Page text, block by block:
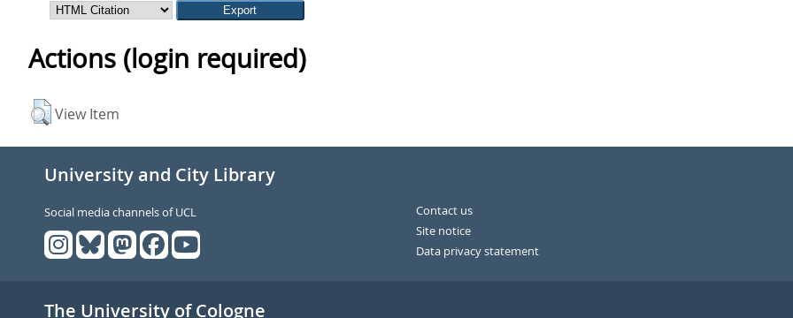
Actions (login required)
View Item
University and City Library
Social media channels of UCL
Contact us
Site notice
Data privacy statement
The University of Cologne